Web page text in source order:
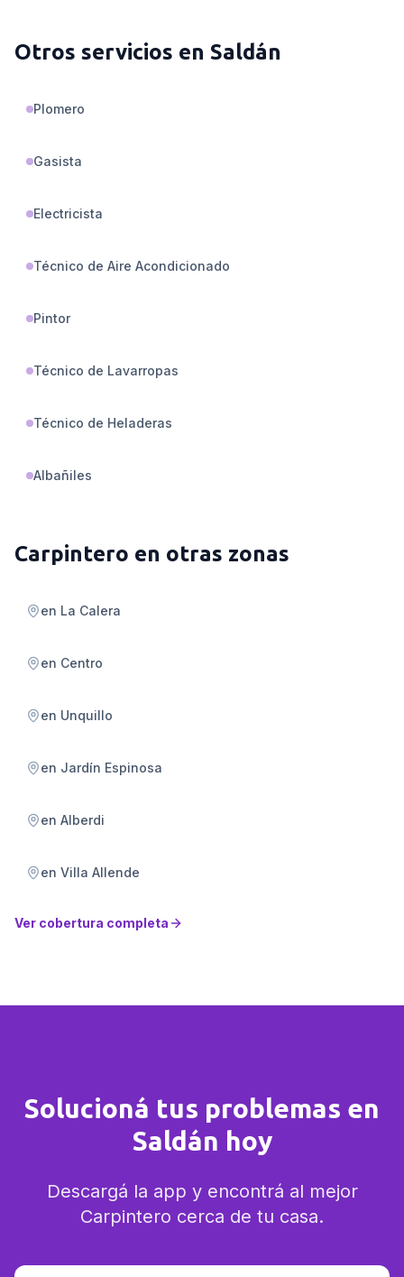
Otros servicios en Saldán
Plomero
Gasista
Electricista
Técnico de Aire Acondicionado
Pintor
Técnico de Lavarropas
Técnico de Heladeras
Albañiles
Carpintero en otras zonas
en La Calera
en Centro
en Unquillo
en Jardín Espinosa
en Alberdi
en Villa Allende
Ver cobertura completa
Solucioná tus problemas en
Saldán hoy
Descargá la app y encontrá al mejor
Carpintero cerca de tu casa.